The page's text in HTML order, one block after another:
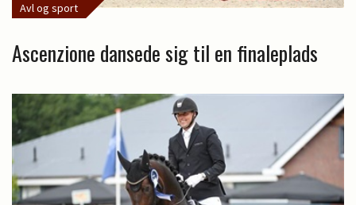
Avl og sport
Ascenzione dansede sig til en finaleplads